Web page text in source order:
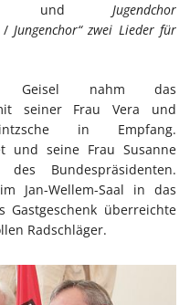
und Jugendchor
/Jungenchor“ zwei Lieder für
Geisel nahm das
seiner Frau Vera und
in Empfang.
und seine Frau Susanne
Bundespräsidenten.
Jan-Wellem-Saal in das
überreichte
Radschläger.